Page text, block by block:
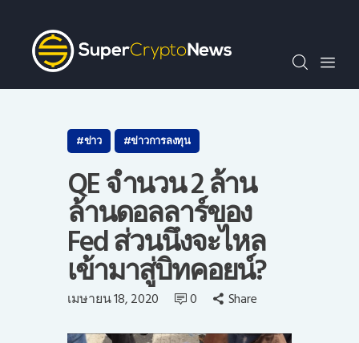
SCN30index
ข่าว
ถาม-ตอบ
ความรู้เบื้องต้น
ข่าวประชาสัมพันธ์
ไทย
ข่าว ข่าวการลงทุน
QE จำนวน 2 ล้าน
ล้านดอลลาร์ของ
Fed ส่วนนึงจะไหล
เข้ามาสู่บิทคอยน์?
เมษายน 18, 2020 0 Share